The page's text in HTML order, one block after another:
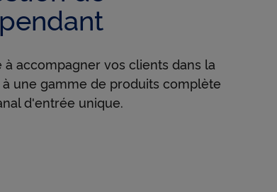
accompagner vos clients dans la
une gamme de produits complète
d'entrée unique.